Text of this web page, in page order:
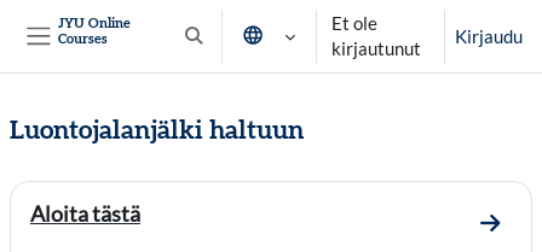
JYU Online
Courses
Vaihda hakusyöttöä
Et ole
kirjautunut
Kirjaudu
Luontojalanjälki haltuun
Osion ääriviiva
Aloita tästä
Mene